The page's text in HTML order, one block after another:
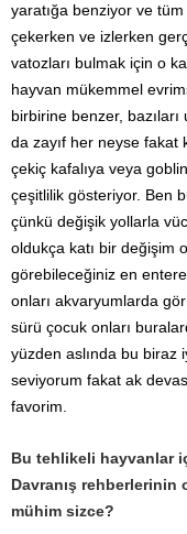
yaratığa benziyor ve
çekerken ve izlerken
vatozları bulmak için o
hayvan mükemmel
birbirine benzer, bazıları
da zayıf her neyse fakat
çekiç kafalıya veya
çeşitlilik gösteriyor. Ben
çünkü değişik yollarla
oldukça katı bir değişim
görebileceğiniz en
onları akvaryumlarda
sürü çocuk onları
yüzden aslında bu biraz
seviyorum fakat ak
favorim.
Bu tehlikeli hayvanlar
Davranış rehberlerinin
mühim sizce?